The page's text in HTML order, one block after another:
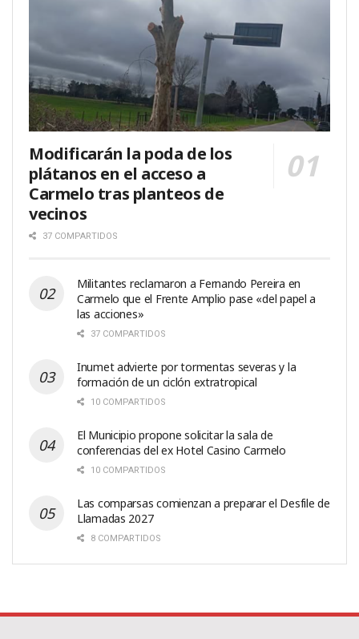
Modificarán la poda de los
plátanos en el acceso a
Carmelo tras planteos de
vecinos
37 COMPARTIDOS
Militantes reclamaron a Fernando Pereira en
Carmelo que el Frente Amplio pase «del papel a
las acciones»
37 COMPARTIDOS
Inumet advierte por tormentas severas y la
formación de un ciclón extratropical
10 COMPARTIDOS
El Municipio propone solicitar la sala de
conferencias del ex Hotel Casino Carmelo
10 COMPARTIDOS
Las comparsas comienzan a preparar el Desfile de
Llamadas 2027
8 COMPARTIDOS